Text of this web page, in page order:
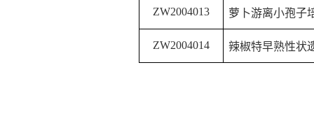
ZW2004013 萝卜游离小孢子
ZW2004014 辣椒特早熟性状